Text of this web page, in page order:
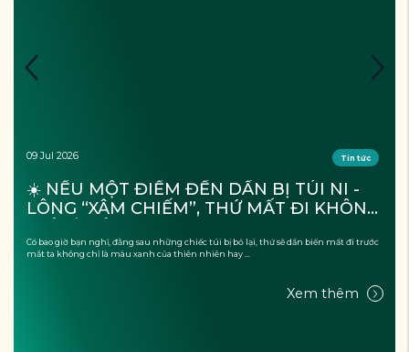
09 Jul 2026 Tin tức
☀️ NẾU MỘT ĐIỂM ĐẾN DẦN BỊ TÚI NI -
LÔNG “XÂM CHIẾM”, THỨ MẤT ĐI KHÔNG
Có bao giờ bạn nghĩ, đằng sau những chiếc túi bị bỏ lại, thứ sẽ dần biến mất đi trước
mắt ta không chỉ là màu xanh của thiên nhiên hay ...
Xem thêm